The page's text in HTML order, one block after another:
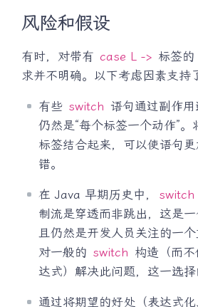
风险和假设
有时，对带有 case L -> 标签的
求并不明确。以下考虑因素支持
有些 switch 语句通过副作
仍然是“每个标签一个动作”。
标签结合起来，可以使语句
错。
在 Java 早期历史中， switch
制流是穿透而非跳出，这是
且仍然是开发人员关注的一
对一般的 switch 构造（而
达式）解决此问题，这一选择
通过将期望的好处（表达式化